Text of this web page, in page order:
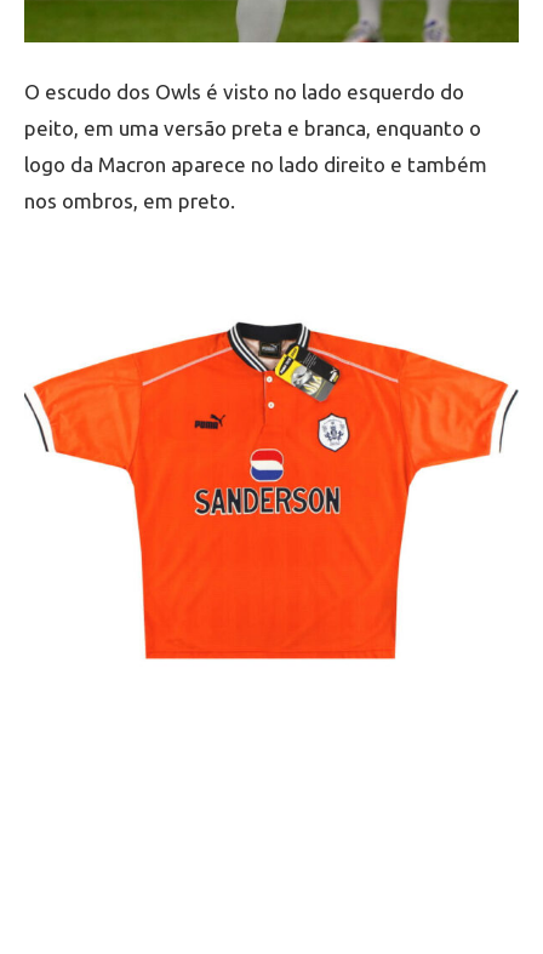
O escudo dos Owls é visto no lado esquerdo do
peito, em uma versão preta e branca, enquanto o
logo da Macron aparece no lado direito e também
nos ombros, em preto.